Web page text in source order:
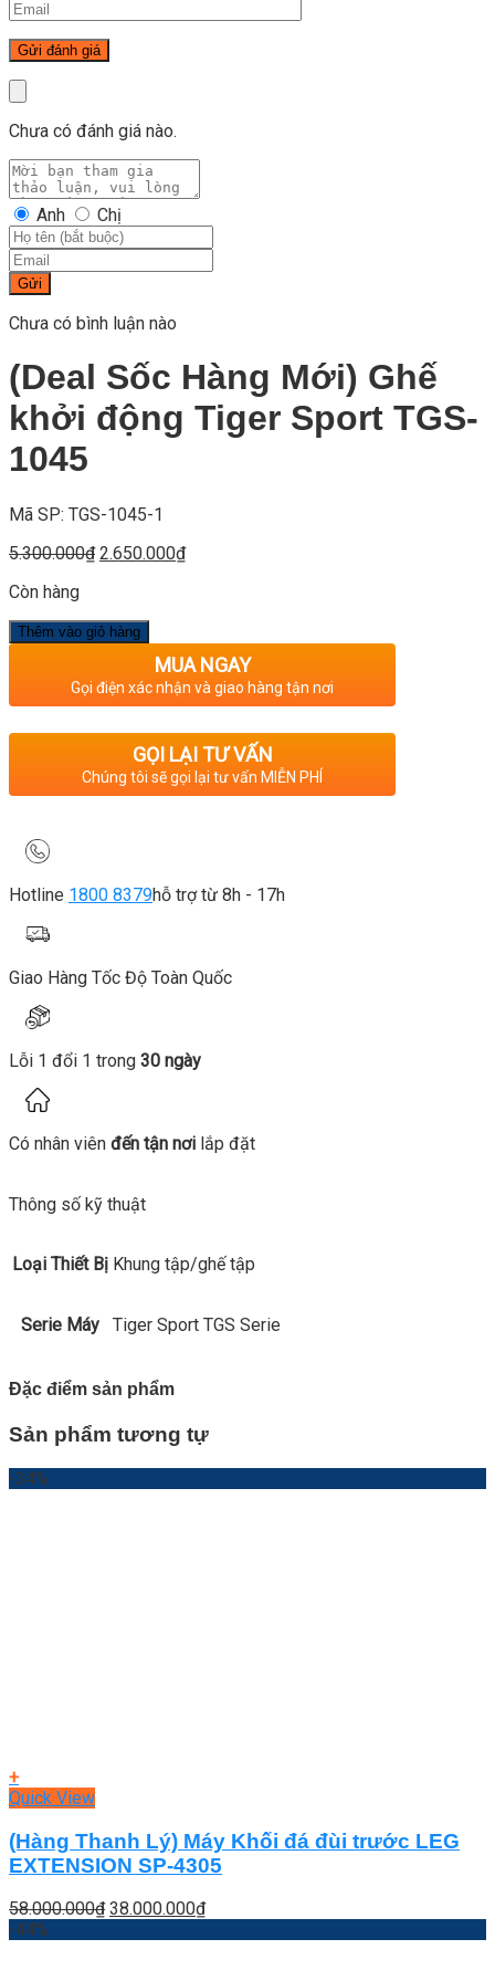
Chưa có đánh giá nào.
Anh Chị
Gửi
Chưa có bình luận nào
(Deal Sốc Hàng Mới) Ghế
khởi động Tiger Sport TGS-
1045
Mã SP: TGS-1045-1
5.300.000₫ Giá
2.650.000₫Giá
Còn hàng
Thêm vào giỏ hàng
MUA NGAY
Gọi điện xác nhận và giao hàng tận nơi
GỌI LẠI TƯ VẤN
Chúng tôi sẽ gọi lại tư vấn MIỄN PHÍ
Hotline 1800 8379hỗ trợ từ 8h - 17h
Giao Hàng Tốc Độ Toàn Quốc
Lỗi 1 đổi 1 trong 30 ngày
Có nhân viên đến tận nơi lắp đặt
Thông số kỹ thuật
Loại Thiết Bị Khung tập/ghế tập
Serie Máy Tiger Sport TGS Serie
Đặc điểm sản phẩm
Sản phẩm tương tự
-34%
+
Quick View
(Hàng Thanh Lý) Máy Khối đá đùi trước LEG
EXTENSION SP-4305
58.000.000₫ Giá
38.000.000₫Giá
-44%